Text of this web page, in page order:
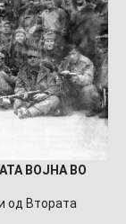
ВОЈНА ВО
од Втората